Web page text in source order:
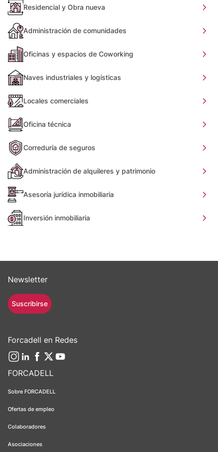
Residencial y Obra nueva
Administración de comunidades
Oficinas y espacios de Coworking
Naves industriales y logísticas
Locales comerciales
Oficina técnica
Correduría de seguros
Administración de alquileres y patrimonio
Asesoría jurídica inmobiliaria
Inversión inmobiliaria
FORCADELL
Sobre FORCADELL
Ofertas de empleo
Colaboradores
Asociaciones
Newsletter
Suscribirse
Forcadell en Redes